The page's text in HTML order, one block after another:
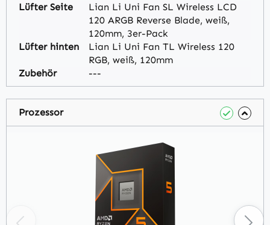
Lüfter Seite
Lian Li Uni Fan SL Wireless LCD
120 ARGB Reverse Blade, weiß,
120mm, 3er-Pack
Lüfter hinten
Lian Li Uni Fan TL Wireless 120
RGB, weiß, 120mm
Zubehör
---
Prozessor